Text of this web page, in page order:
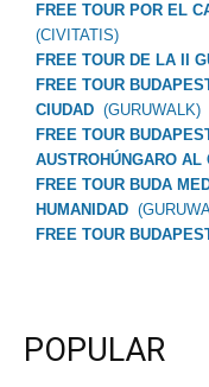
FREE TOUR POR EL
(CIVITATIS)
FREE TOUR DE LA II
FREE TOUR
CIUDAD (GURUWALK)
FREE TOUR
AUSTROHÚNGARO AL
FREE TOUR BUDA
HUMANIDAD
FREE TOUR
POPULAR